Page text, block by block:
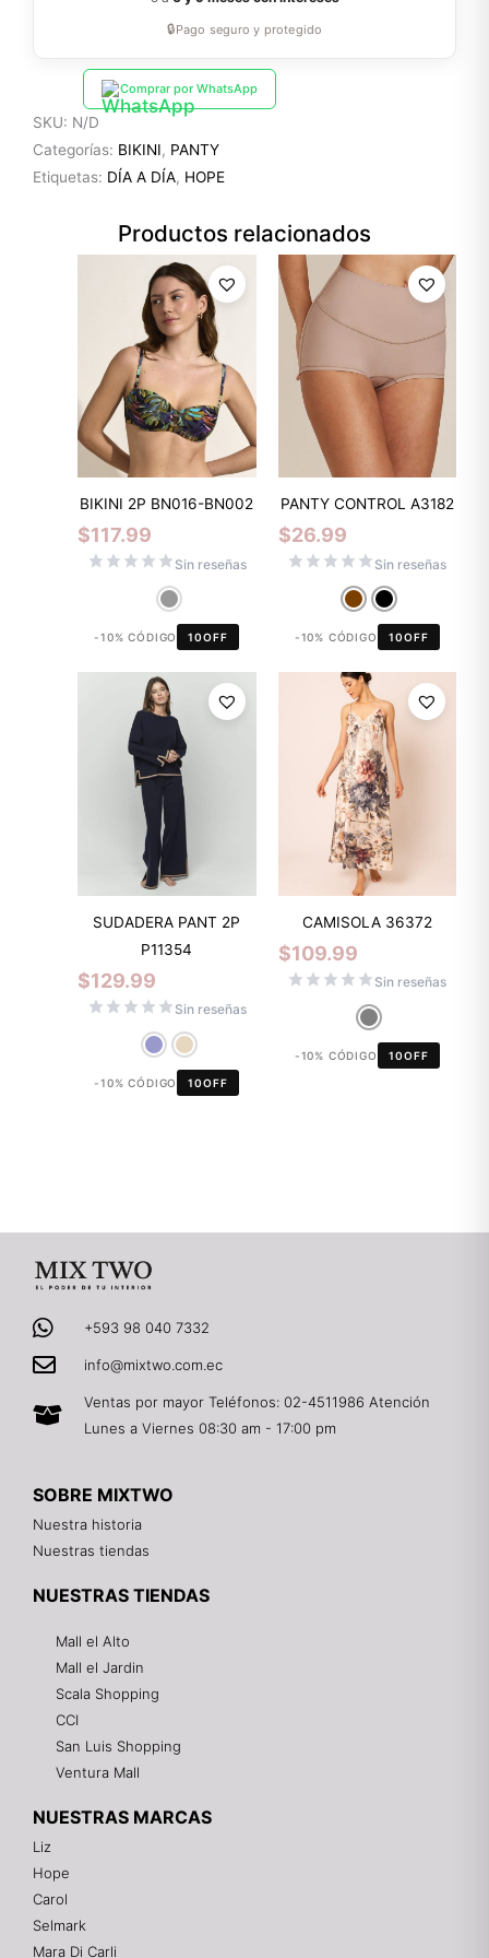
🔒Pago seguro y protegido
Comprar por WhatsApp
SKU: N/D
Categorías: BIKINI, PANTY
Etiquetas: DÍA A DÍA, HOPE
Productos relacionados
BIKINI 2P BN016-BN002
$117.99
Sin reseñas
-10% CÓDIGO 10OFF
PANTY CONTROL A3182
$26.99
Sin reseñas
-10% CÓDIGO 10OFF
SUDADERA PANT 2P
P11354
$129.99
Sin reseñas
-10% CÓDIGO 10OFF
CAMISOLA 36372
$109.99
Sin reseñas
-10% CÓDIGO 10OFF
+593 98 040 7332
info@mixtwo.com.ec
Ventas por mayor Teléfonos: 02-4511986 Atención
Lunes a Viernes 08:30 am - 17:00 pm
SOBRE MIXTWO
Nuestra historia
Nuestras tiendas
NUESTRAS TIENDAS
Mall el Alto
Mall el Jardin
Scala Shopping
CCI
San Luis Shopping
Ventura Mall
NUESTRAS MARCAS
Liz
Hope
Carol
Selmark
Mara Di Carli